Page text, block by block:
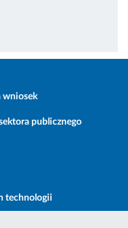
wniosek
publicznego
technologii